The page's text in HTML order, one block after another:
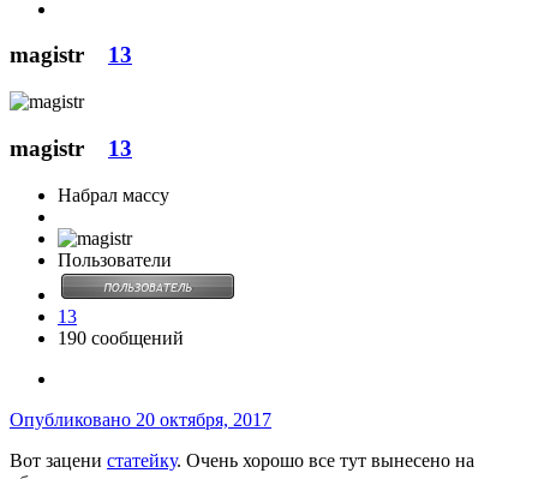
magistr 13
magistr 13
Набрал массу
Пользователи
13
190 сообщений
Опубликовано 20 октября, 2017
Вот зацени статейку. Очень хорошо все тут вынесено на